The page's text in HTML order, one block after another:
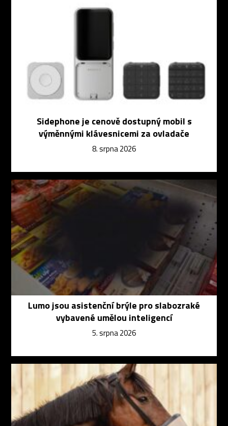
Sidephone je cenově dostupný mobil s
výměnnými klávesnicemi za ovladače
8. srpna 2026
Lumo jsou asistenční brýle pro slabozraké
vybavené umělou inteligencí
5. srpna 2026